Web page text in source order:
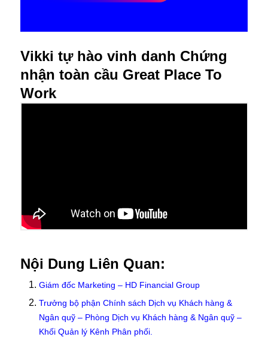
Vikki tự hào vinh danh Chứng
nhận toàn cầu Great Place To
Work
Nội Dung Liên Quan:
Giám đốc Marketing – HD Financial Group
Trưởng bộ phận Chính sách Dịch vụ Khách hàng &
Ngân quỹ – Phòng Dịch vụ Khách hàng & Ngân quỹ –
Khối Quản lý Kênh Phân phối.